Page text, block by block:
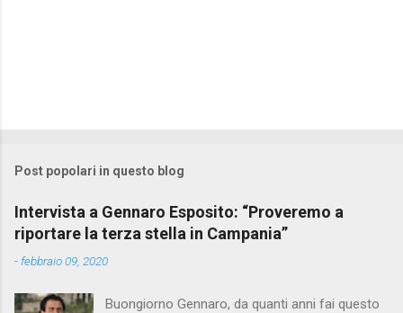
Post popolari in questo blog
Intervista a Gennaro Esposito: “Proveremo a
riportare la terza stella in Campania”
- febbraio 09, 2020
Buongiorno Gennaro, da quanti anni fai questo